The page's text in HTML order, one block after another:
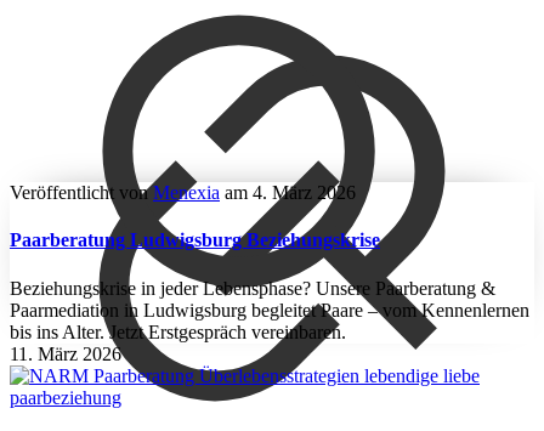
Veröffentlicht vonMenexia am 4. März 2026
Paarberatung Ludwigsburg Beziehungskrise
Beziehungskrise in jeder Lebensphase? Unsere Paarberatung &
Paarmediation in Ludwigsburg begleitet Paare – vom Kennenlernen
bis ins Alter. Jetzt Erstgespräch vereinbaren.
11. März 2026